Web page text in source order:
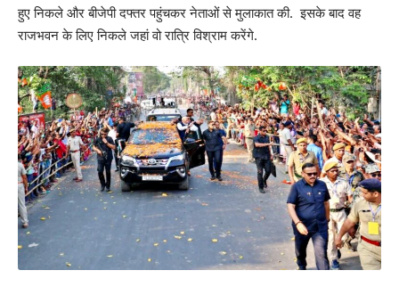
हुए निकले और बीजेपी दफ्तर पहुंचकर नेताओं से मुलाकात की. इसके बाद वह
राजभवन के लिए निकले जहां वो रात्रि विश्राम करेंगे.